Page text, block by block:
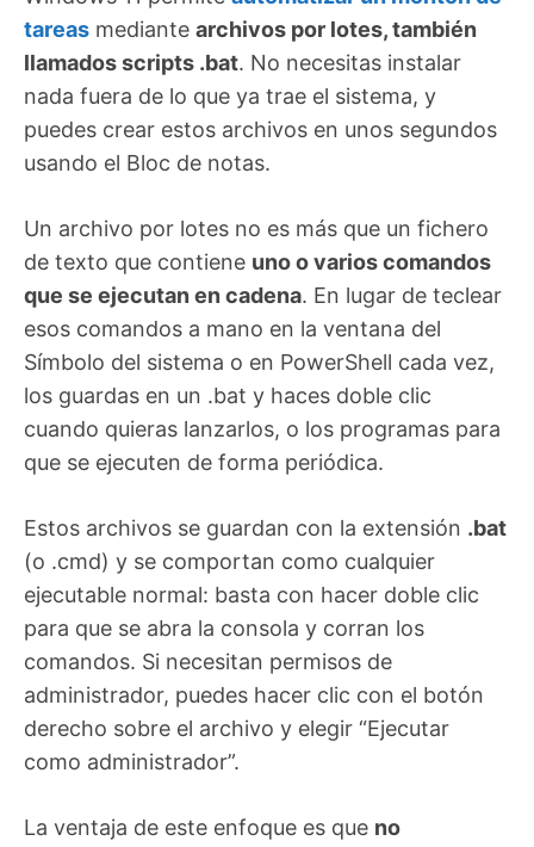
tareas mediante archivos por lotes, también
llamados scripts .bat. No necesitas instalar
nada fuera de lo que ya trae el sistema, y
puedes crear estos archivos en unos segundos
usando el Bloc de notas.
Un archivo por lotes no es más que un fichero
de texto que contiene uno o varios comandos
que se ejecutan en cadena. En lugar de teclear
esos comandos a mano en la ventana del
Símbolo del sistema o en PowerShell cada vez,
los guardas en un .bat y haces doble clic
cuando quieras lanzarlos, o los programas para
que se ejecuten de forma periódica.
Estos archivos se guardan con la extensión .bat
(o .cmd) y se comportan como cualquier
ejecutable normal: basta con hacer doble clic
para que se abra la consola y corran los
comandos. Si necesitan permisos de
administrador, puedes hacer clic con el botón
derecho sobre el archivo y elegir “Ejecutar
como administrador”.
La ventaja de este enfoque es que no